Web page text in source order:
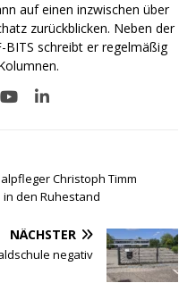
auf einen inzwischen über
zurückblicken. Neben der
schreibt er regelmäßig
Christoph Timm
den Ruhestand
NÄCHSTER
negativ